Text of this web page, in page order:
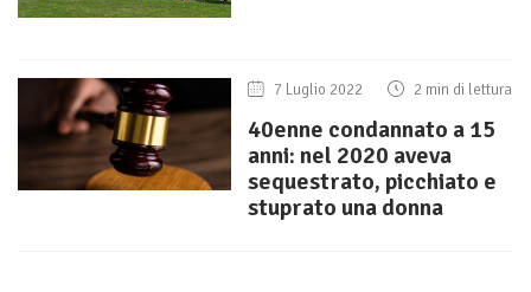
7 Luglio 2022 2 min di lettura
40enne condannato a 15
anni: nel 2020 aveva
sequestrato, picchiato e
stuprato una donna